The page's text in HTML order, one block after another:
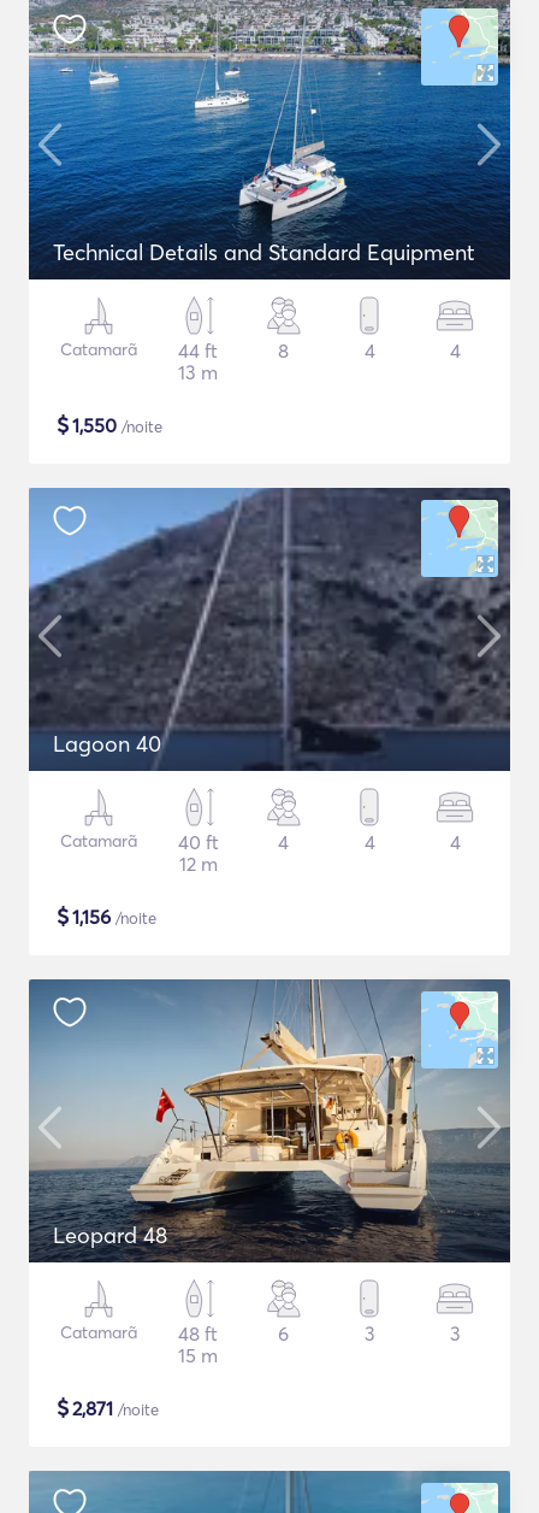
Technical Details and Standard Equipment
Catamarã
44 ft
13 m
8 4 4
$1,550 /noite
Lagoon 40
Catamarã
40 ft
12 m
4 4 4
$1,156 /noite
Leopard 48
Catamarã
48 ft
15 m
6 3 3
$2,871 /noite